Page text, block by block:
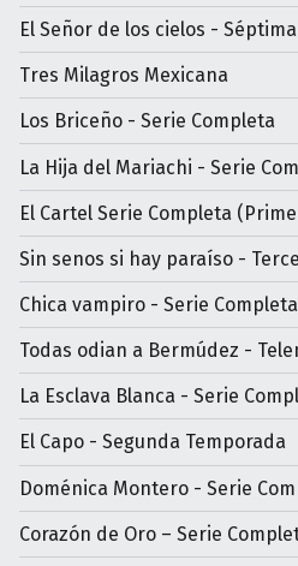
El Señor de los cielos -
Tres Milagros Mexicana
Los Briceño - Serie Completa
La Hija del Mariachi - Serie
El Cartel Serie Completa
Sin senos si hay paraíso -
Chica vampiro - Serie Completa
Todas odian a Bermúdez -
La Esclava Blanca - Serie
El Capo - Segunda Temporada
Doménica Montero - Serie
Corazón de Oro – Serie